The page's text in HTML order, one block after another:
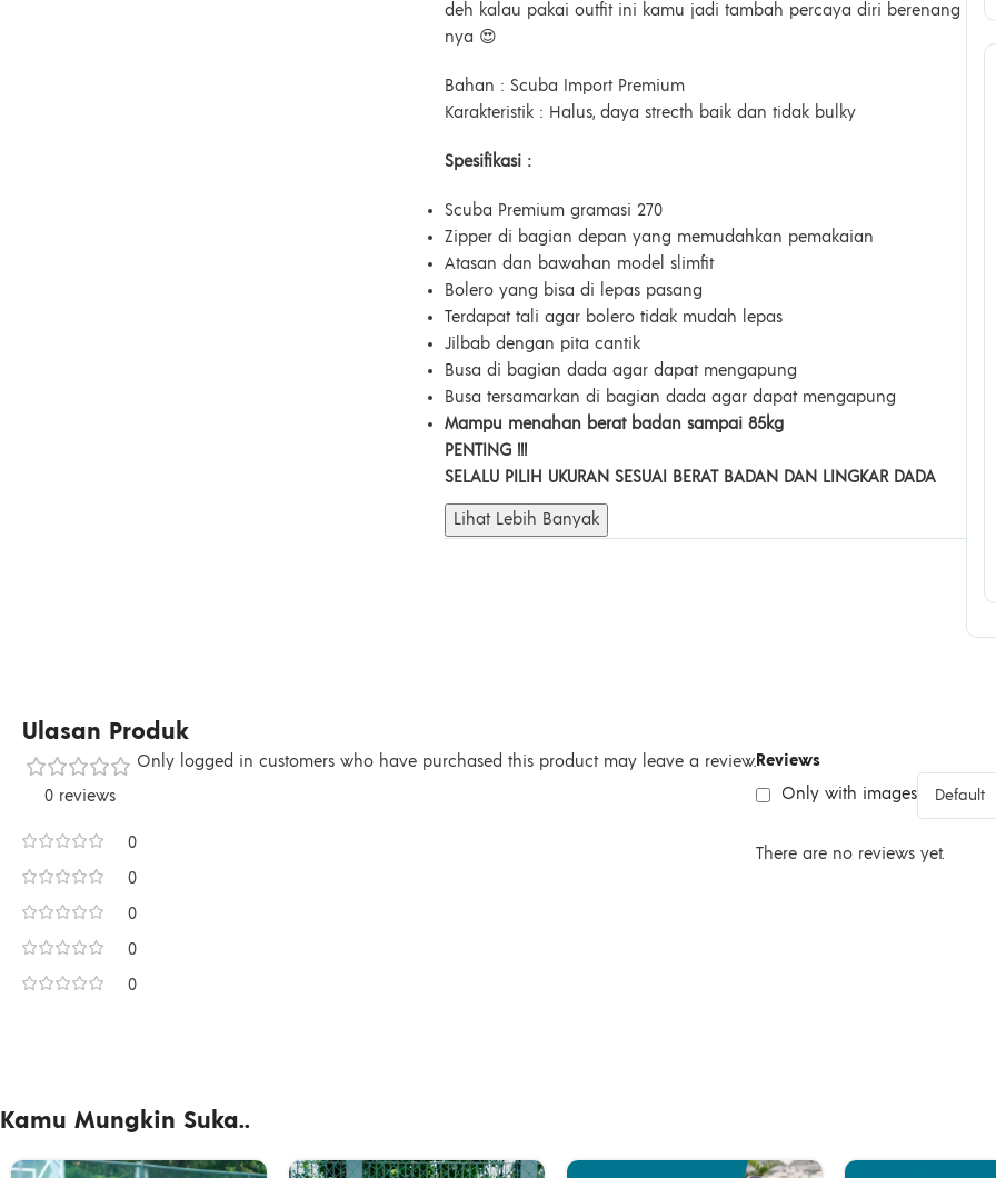
deh kalau pakai outfit ini kamu jadi tambah percaya diri berenang
nya 😍
Bahan : Scuba Import Premium
Karakteristik : Halus, daya strecth baik dan tidak bulky
Spesifikasi :
Scuba Premium gramasi 270
Zipper di bagian depan yang memudahkan pemakaian
Atasan dan bawahan model slimfit
Bolero yang bisa di lepas pasang
Terdapat tali agar bolero tidak mudah lepas
Jilbab dengan pita cantik
Busa di bagian dada agar dapat mengapung
Busa tersamarkan di bagian dada agar dapat mengapung
Mampu menahan berat badan sampai 85kg
PENTING !!!
SELALU PILIH UKURAN SESUAI BERAT BADAN DAN LINGKAR DADA
Lihat Lebih Banyak
Ulasan Produk
0 reviews
0
0
0
0
0
Reviews
Only with images
There are no reviews yet.
Only logged in customers who have purchased this product may leave a review.
Kamu Mungkin Suka..